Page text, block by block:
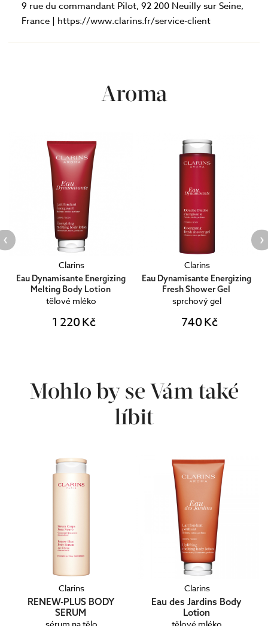
9 rue du commandant Pilot, 92 200 Neuilly sur Seine,
France | https://www.clarins.fr/service-client
Aroma
Clarins
Eau Dynamisante Energizing
Melting Body Lotion
tělové mléko
1 220 Kč
Clarins
Eau Dynamisante Energizing
Fresh Shower Gel
sprchový gel
740 Kč
Mohlo by se Vám také
líbit
Clarins
RENEW-PLUS BODY
SERUM
Clarins
Eau des Jardins Body
Lotion